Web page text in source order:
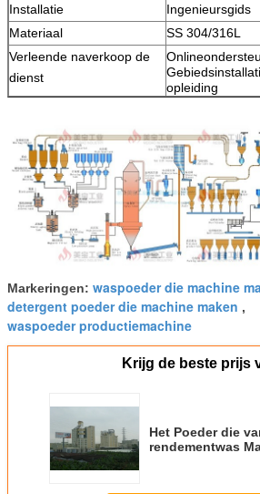
Installatie
Ingenieursgids
Materiaal
SS 304/316L
Verleende naverkoop de
dienst
opleiding
Markeringen: waspoeder die machine
detergent poeder die machine maken ,
waspoeder productiemachine
Krijg de beste prijs
Het Poeder die
rendementwas